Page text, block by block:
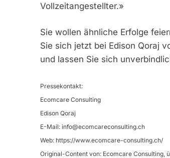
Vollzeitangestellter.»
Sie wollen ähnliche Erfolge
Sie sich jetzt bei Edison Qoraj
und lassen Sie sich
Pressekontakt:
Ecomcare Consulting
Edison Qoraj
E-Mail: info@ecomcareconsulting.ch
Web: https://www.ecomcare-consulting.ch/
Original-Content von: Ecomcare Consulting,